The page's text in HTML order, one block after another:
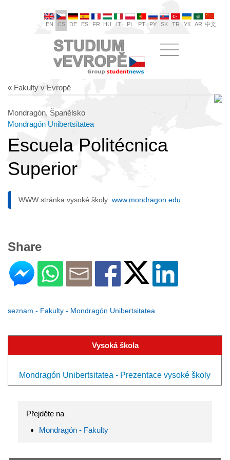
EN CS DE ES FR HU IT PL PT РУ SK TR УК AR 中文
« Fakulty v Evropě
Mondragón, Španělsko
Mondragón Unibertsitatea
Escuela Politécnica
Superior
WWW stránka vysoké školy: www.mondragon.edu
Share
seznam - Fakulty - Mondragón Unibertsitatea
Vysoká škola
Mondragón Unibertsitatea - Prezentace vysoké školy
Přejděte na
Mondragón - Fakulty